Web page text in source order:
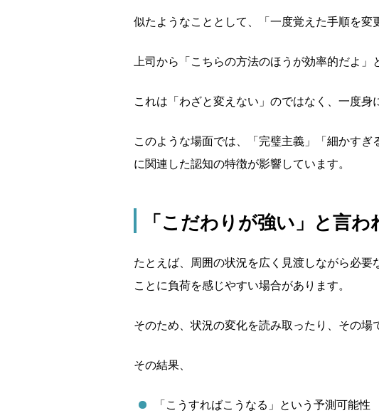
似たようなこととして、「一度覚えた手順を変
上司から「こちらの方法のほうが効率的だよ
これは「わざと変えない」のではなく、一度身
このような場面では、「完璧主義」「細かす
に関連した認知の特徴が影響しています。
「こだわりが強い」と言
たとえば、周囲の状況を広く見渡しながら必
ことに負荷を感じやすい場合があります。
そのため、状況の変化を読み取ったり、その場
その結果、
「こうすればこうなる」という予測可能性